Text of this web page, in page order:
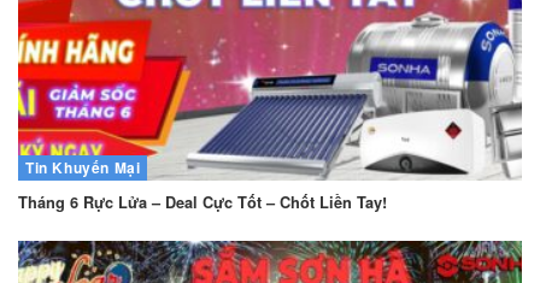
Tin Khuyến Mại
Tháng 6 Rực Lửa – Deal Cực Tốt – Chốt Liền Tay!